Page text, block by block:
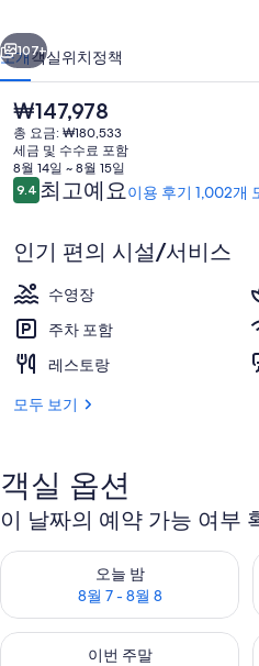
러
리
다음
107+
소개객실위치정책
현
재
가
격
은
₩147,978
₩147,978
총 요금: ₩180,533
세금 및 수수료 포함
8월 14일 ~ 8월 15일
이
용
기
9.410점 만점 중 9.4점.
최고예요이용 후기 1,002개
인기 편의 시설/서비스
수영장
주차 포함
레스토랑
모두 보기
객실 옵션
이 날짜의 예약 가능 여부
오늘 밤
8월 7 - 8월 8
오늘 밤 예약 가능 여부 확인, 8월
이번 주말
이번 주말 예약 가능 여부 확인, 8